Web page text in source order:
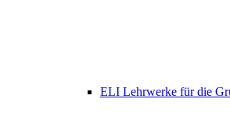
ELI Lehrwerke für die